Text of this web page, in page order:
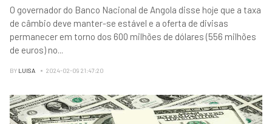
O governador do Banco Nacional de Angola disse hoje que a taxa
de câmbio deve manter-se estável e a oferta de divisas
permanecer em torno dos 600 milhões de dólares (556 milhões
de euros) no...
BY LUISA 2024-02-09 21:47:20